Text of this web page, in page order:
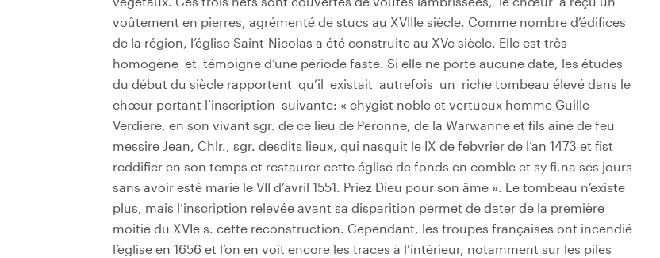
voûtement en pierres, agrémenté de stucs au XVIIIe siècle. Comme nombre d’édifices
de la région, l’église Saint-Nicolas a été construite au XVe siècle. Elle est très
homogène et témoigne d’une période faste. Si elle ne porte aucune date, les études
du début du siècle rapportent qu’il existait autrefois un riche tombeau élevé dans le
chœur portant l’inscription suivante: « chygist noble et vertueux homme Guille
Verdiere, en son vivant sgr. de ce lieu de Peronne, de la Warwanne et fils ainé de feu
messire Jean, Chlr., sgr. desdits lieux, qui nasquit le IX de febvrier de l’an 1473 et fist
reddifier en son temps et restaurer cette église de fonds en comble et sy fi.na ses jours
sans avoir esté marié le VII d’avril 1551. Priez Dieu pour son âme ». Le tombeau n’existe
plus, mais l’inscription relevée avant sa disparition permet de dater de la première
moitié du XVIe s. cette reconstruction. Cependant, les troupes françaises ont incendié
l’église en 1656 et l’on en voit encore les traces à l’intérieur, notamment sur les piles